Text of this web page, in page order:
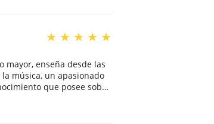
★ ★ ★ ★ ★
mayor, enseña desde las
música, un apasionado
tiene mucho por